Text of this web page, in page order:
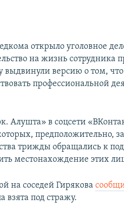
открыло уголовное
на жизнь сотрудника
выдвинули версию о том,
профессиональной
Алушта» в соцсети
предположительно,
трижды обращались к
местонахождение этих
на соседей Гирякова
взята под стражу.